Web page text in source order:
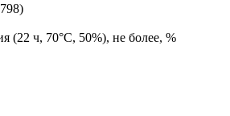
(22 ч, 70°С, 50%), не более, %